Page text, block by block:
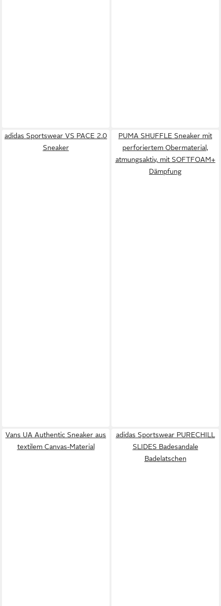
adidas Sportswear VS PACE 2.0
Sneaker
PUMA SHUFFLE Sneaker mit
perforiertem Obermaterial,
atmungsaktiv, mit SOFTFOAM+
Dämpfung
Vans UA Authentic Sneaker aus
textilem Canvas-Material
adidas Sportswear PURECHILL
SLIDES Badesandale
Badelatschen